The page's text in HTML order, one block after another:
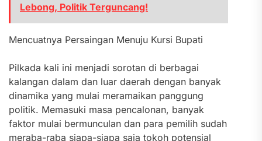
Lebong, Politik Terguncang!
Mencuatnya Persaingan Menuju Kursi Bupati
Pilkada kali ini menjadi sorotan di berbagai
kalangan dalam dan luar daerah dengan banyak
dinamika yang mulai meramaikan panggung
politik. Memasuki masa pencalonan, banyak
faktor mulai bermunculan dan para pemilih sudah
meraba-raba siapa-siapa saja tokoh potensial